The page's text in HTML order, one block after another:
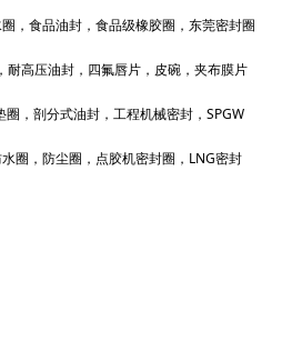
，食品油封，食品级橡胶圈，东莞密封圈
高压油封，四氟唇片，皮碗，夹布膜片
，剖分式油封，工程机械密封，SPGW
圈，防尘圈，点胶机密封圈，LNG密封